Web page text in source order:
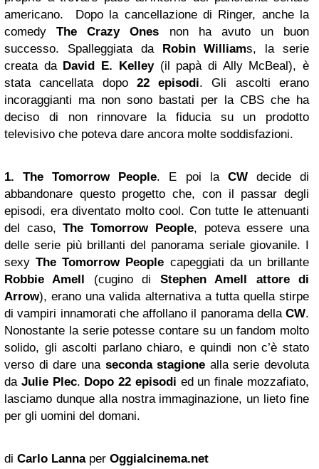
americano. Dopo la cancellazione di Ringer, anche la
comedyThe Crazy Ones non ha avuto un buon
successo. Spalleggiata da Robin Williams, la serie
creata daDavid E. Kelley(il papà di Ally McBeal), è
stata cancellata dopo 22 episodi. Gli ascolti erano
incoraggianti ma non sono bastati per la CBS che ha
deciso di non rinnovare la fiducia su un prodotto
televisivo che poteva dare ancora molte soddisfazioni.
1. The Tomorrow People. E poi laCWdecide di
abbandonare questo progetto che, con il passar degli
episodi, era diventato molto cool. Con tutte le attenuanti
del caso,The Tomorrow People, poteva essere una
delle serie più brillanti del panorama seriale giovanile. I
sexyThe Tomorrow People capeggiati da un brillante
Robbie Amell (cugino di Stephen Amell attore di
Arrow), erano una valida alternativa a tutta quella stirpe
di vampiri innamorati che affollano il panorama della CW.
Nonostante la serie potesse contare su un fandom molto
solido, gli ascolti parlano chiaro, e quindi non c’è stato
verso di dare una seconda stagione alla serie devoluta
da Julie Plec. Dopo 22 episodi ed un finale mozzafiato,
lasciamo dunque alla nostra immaginazione, un lieto fine
per gli uomini del domani.
di Carlo Lannaper Oggialcinema.net